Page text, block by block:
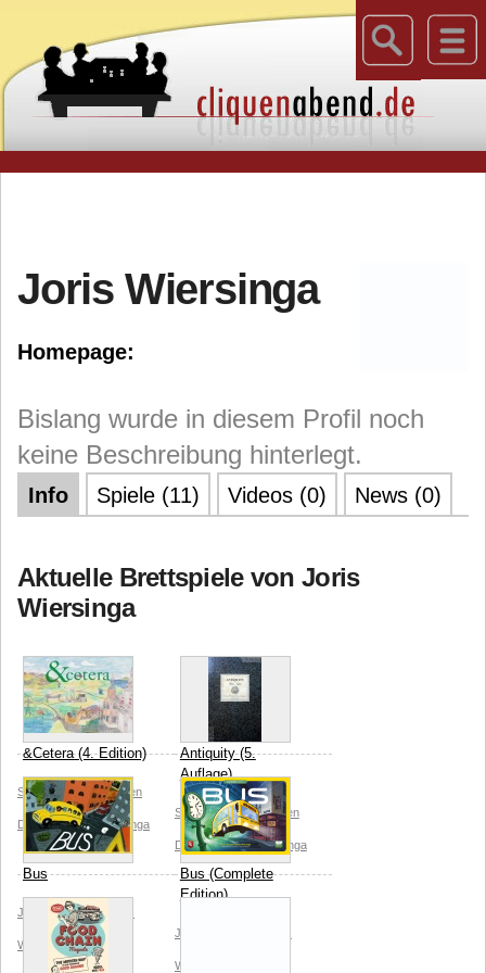
Joris Wiersinga
Homepage:
Bislang wurde in diesem Profil noch
keine Beschreibung hinterlegt.
Info Spiele (11) Videos (0) News (0)
Aktuelle Brettspiele von Joris
Wiersinga
&Cetera (4. Edition)
Splotter Spellen Jeroen
Doumen Joris Wiersinga
Antiquity (5.
Auflage)
Splotter Spellen Jeroen
Doumen Joris Wiersinga
Bus
Jeroen Doumen
Wiersinga Daan van
Bus (Complete
Edition)
Jeroen Doumen
Wiersinga